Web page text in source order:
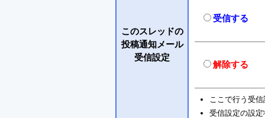
このスレッドの
投稿通知メール
受信設定
受信する
解除する
ここで行う受
受信設定の設